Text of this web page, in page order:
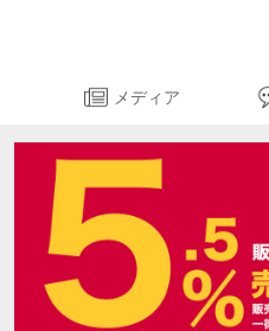
メディア